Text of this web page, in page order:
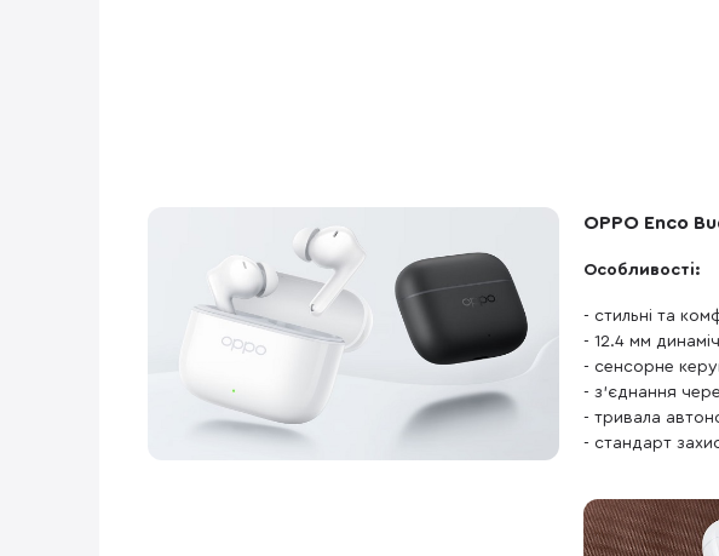
OPPO Enco
Особливості:
- стильні та
- 12.4 мм
- сенсорне
- з'єднання
- тривала
- стандарт